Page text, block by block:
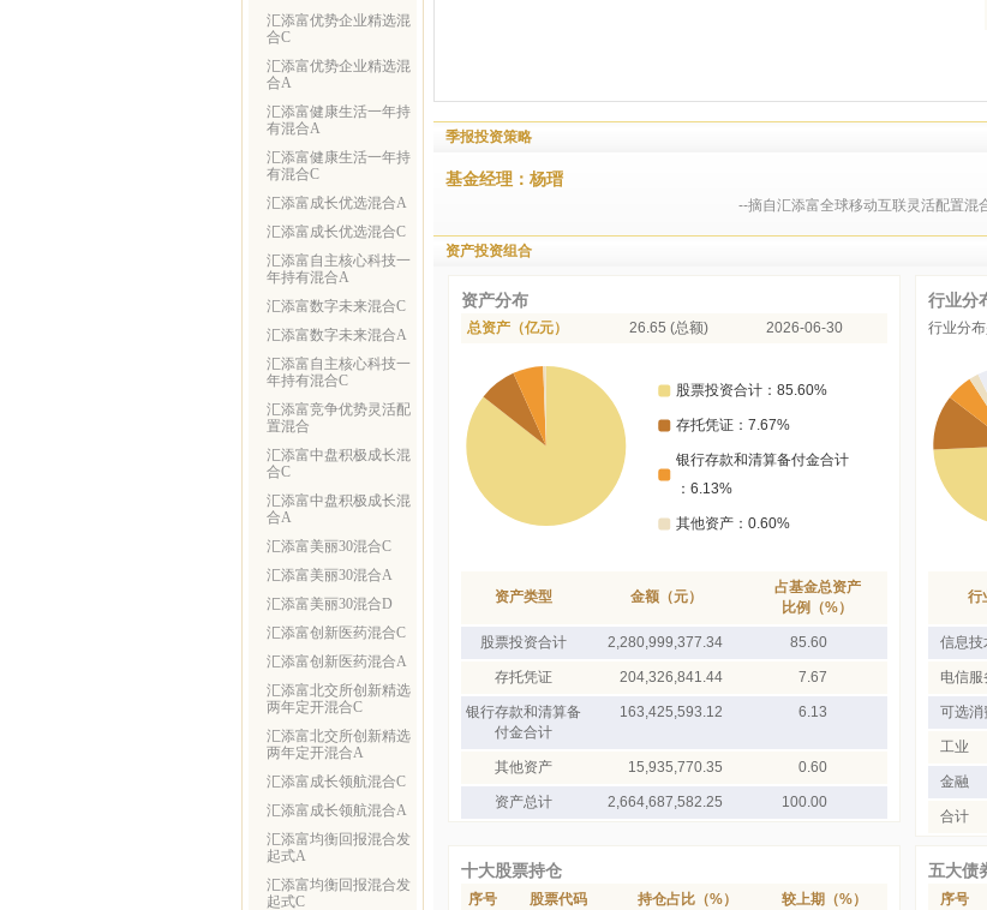
汇添富优势企业精选混
合C
汇添富优势企业精选混
合A
汇添富健康生活一年持
有混合A
汇添富健康生活一年持
有混合C
汇添富成长优选混合A
汇添富成长优选混合C
汇添富自主核心科技一
年持有混合A
汇添富数字未来混合C
汇添富数字未来混合A
汇添富自主核心科技一
年持有混合C
汇添富竞争优势灵活配
置混合
汇添富中盘积极成长混
合C
汇添富中盘积极成长混
合A
汇添富美丽30混合C
汇添富美丽30混合A
汇添富美丽30混合D
汇添富创新医药混合C
汇添富创新医药混合A
汇添富北交所创新精选
两年定开混合C
汇添富北交所创新精选
两年定开混合A
汇添富成长领航混合C
汇添富成长领航混合A
汇添富均衡回报混合发
起式A
汇添富均衡回报混合发
起式C
季报投资策略
基金经理：杨瑨
--摘自汇添富全球移动互联灵活配置
资产投资组合
资产分布
总资产（亿元） 26.65 (总额) 2026-06-30
资产类型 金额（元）
占基金总资产
比例（%）
股票投资合计 2,280,999,377.34 85.60
存托凭证 204,326,841.44 7.67
银行存款和清算备
付金合计
163,425,593.12 6.13
其他资产 15,935,770.35 0.60
资产总计 2,664,687,582.25 100.00
行业分
行业分
行
信息技
电信服
可选消
工业
金融
合计
十大股票持仓
序号 股票代码 持仓占比（%） 较上期（%）
五大债
序号